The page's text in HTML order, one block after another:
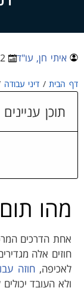
איתי חן, עו"ד
דף הבית/ דיני עבודה
תוכן עניינים
מהו
אחת הדרכים
חוזים אלה
לאכיפה,חוזה
ולא העובד